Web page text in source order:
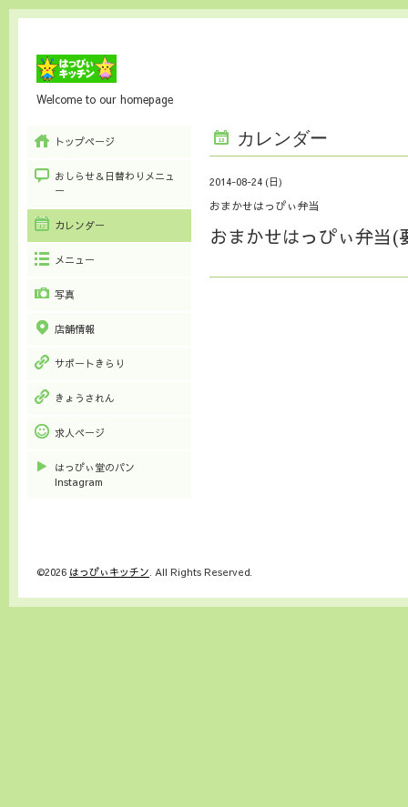
Welcome to our homepage
カレンダー
2014-08-24 (日)
おまかせはっぴぃ弁当
おまかせはっぴぃ弁当
トップページ
おしらせ＆日替わりメニュ
ー
カレンダー
メニュー
写真
店舗情報
サポートきらり
きょうされん
求人ページ
はっぴぃ堂のパン
Instagram
©2026 はっぴぃキッチン. All Rights Reserved.